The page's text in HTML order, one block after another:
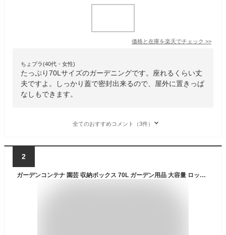
価格と在庫を楽天でチェック >>
ちょプラ(40代・女性)
たっぷり70Lサイズのガーデニングです。座れるくらい丈
夫ですよ。しっかり蓋で密封出来るので、屋外に置きっぱ
なしもできます。
全てのおすすめコメント（3件）
2
ガーデンコンテナ 園芸 収納ボックス 70L ガーデン用品 大容量 ロック機能付き （ ベランダ収納 コンテナボックス 収納ケース ベランダ 収納 収納庫 ベランダ収納ボックス ガーデニング用品 ストッカー 物置 おもちゃ箱 ）